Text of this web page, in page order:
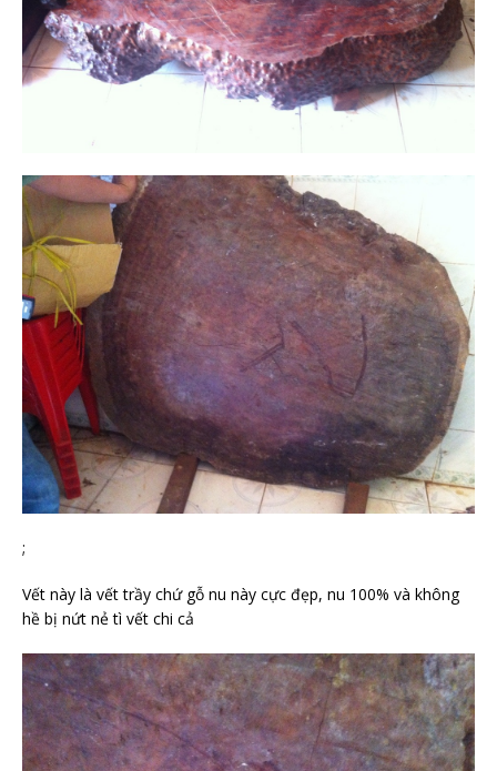
;
Vết này là vết trầy chứ gỗ nu này cực đẹp, nu 100% và không
hề bị nứt nẻ tì vết chi cả